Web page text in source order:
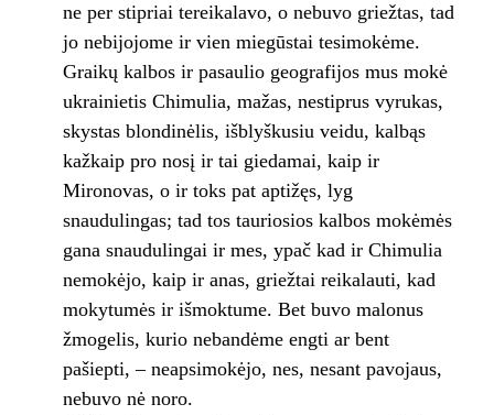
ne per stipriai tereikalavo, o nebuvo griežtas, tad
jo nebijojome ir vien miegūstai tesimokėme.
Graikų kalbos ir pasaulio geografijos mus mokė
ukrainietis Chimulia, mažas, nestiprus vyrukas,
skystas blondinėlis, išblyškusiu vei­du, kalbąs
kažkaip pro nosį ir tai giedamai, kaip ir
Mironovas, o ir toks pat aptižęs, lyg
snaudulingas; tad tos tauriosios kalbos mokėmės
gana snaudulingai ir mes, ypač kad ir Chimulia
nemokėjo, kaip ir anas, griežtai rei­kalauti, kad
mokytumės ir išmoktume. Bet buvo malonus
žmogelis, kurio nebandėme engti ar bent
pašiepti, – neapsimokėjo, nes, nesant pavojaus,
nebuvo nė noro.